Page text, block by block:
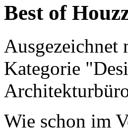
Best of
Ausgezeichnet
Kategorie
Wie schon im